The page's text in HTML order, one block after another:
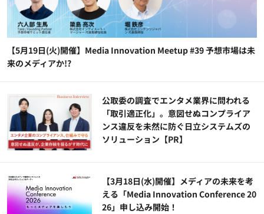
【5月19日(火)開催】Media Innovation Meetup #39 予想市場は未
来のメディアか!?
公​​取委の調査でエンタメ業界に問われる
「取引適正化」。意図せぬコンプライア
ンス違反を未然に防ぐ日立システムズの
ソリューション​【PR】
【3月18日(水)開催】メディアの未来を考
える「Media Innovation Conference 20
26」申し込み開始！